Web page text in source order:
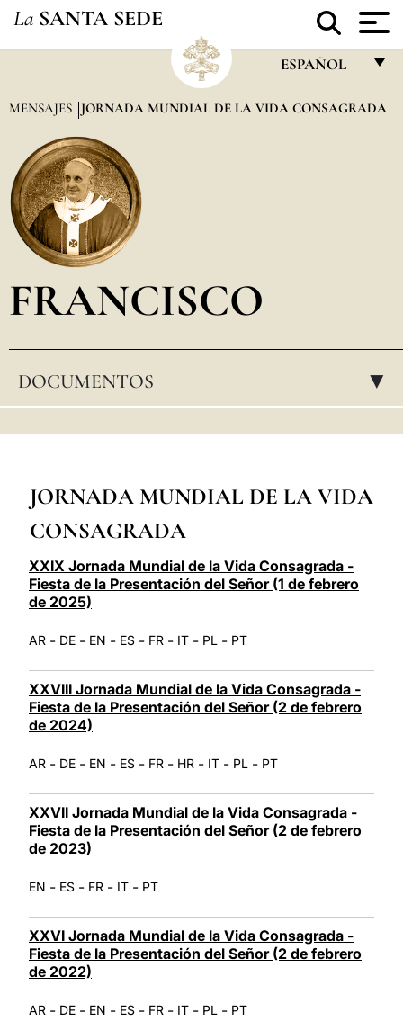
La SANTA SEDE
ESPAÑOL
FRANÇAIS
العربيّة
MENSAJES JORNADA MUNDIAL DE LA VIDA CONSAGRADA
FRANCISCO
DOCUMENTOS ▸
JORNADA MUNDIAL DE LA VIDA
CONSAGRADA
XXIX Jornada Mundial de la Vida Consagrada -
Fiesta de la Presentación del Señor (1 de febrero
de 2025)
AR - DE - EN - ES - FR - IT - PL - PT
XXVIII Jornada Mundial de la Vida Consagrada -
Fiesta de la Presentación del Señor (2 de febrero
de 2024)
AR - DE - EN - ES - FR - HR - IT - PL - PT
XXVII Jornada Mundial de la Vida Consagrada -
Fiesta de la Presentación del Señor (2 de febrero
de 2023)
EN - ES - FR - IT - PT
XXVI Jornada Mundial de la Vida Consagrada -
Fiesta de la Presentación del Señor (2 de febrero
de 2022)
AR - DE - EN - ES - FR - IT - PL - PT